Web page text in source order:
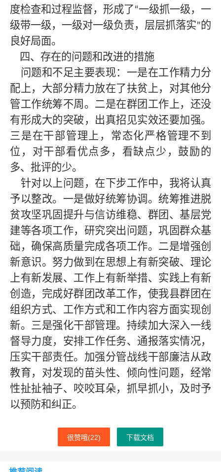
度检查和过程监督，形成了“一级抓一级，一
级带一级，一级对一级负责，层层抓落实”的
良好局面。
四、存在的问题和改进的措施
问题和不足主要表现：一是在工作精力分
配上，大部分精力放在了扶贫上，对其他分
管工作统筹不周。二是在群团工作上，还没
有形成大的突破，出真招见实效还要加强。
三是在干部管理上，常态化严格管理不到
位，对干部看优点多，看缺点少，鼓励的
多、批评的少。
针对以上问题，在下步工作中，我将认真
予以整改。一是做好统筹协调。统筹推进脱
贫攻坚巩固提升与信访维稳、群团、基层党
建等各项工作，研究突出问题，巩固群众基
础，确保高质量完成各项工作。二是增强创
新意识。努力做到在思想上有新突破、理论
上有新发展、工作上有新举措、实践上有新
创造，完成好群团改革工作，使我县群团在
组织方式、工作方式和工作内容方面实现创
新。三是强化干部管理。持续加大深入一线
督导力度，安排工作任务、通报落实情况，
压实干部责任。加强分管战线干部廉洁从政
教育，对发现的苗头性、倾向性问题，经常
性扯扯袖子、咬咬耳朵，抓早抓小，及时予
以预防和纠正。
很赞哦(22) 下载文档